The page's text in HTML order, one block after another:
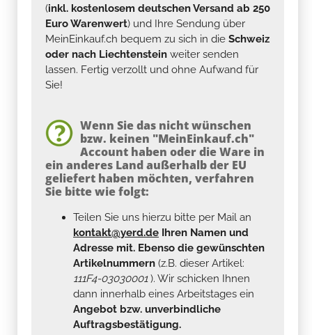
(inkl. kostenlosem deutschen Versand ab 250
Euro Warenwert) und Ihre Sendung über
MeinEinkauf.ch bequem zu sich in die Schweiz
oder nach Liechtenstein weiter senden
lassen. Fertig verzollt und ohne Aufwand für
Sie!
Wenn Sie das nicht wünschen
bzw. keinen "MeinEinkauf.ch"
Account haben oder die Ware in
ein anderes Land außerhalb der EU
geliefert haben möchten, verfahren
Sie bitte wie folgt:
Teilen Sie uns hierzu bitte per Mail an
kontakt@yerd.de Ihren Namen und
Adresse mit. Ebenso die gewünschten
Artikelnummern (z.B. dieser Artikel:
111F4-03030001). Wir schicken Ihnen
dann innerhalb eines Arbeitstages ein
Angebot bzw. unverbindliche
Auftragsbestätigung.